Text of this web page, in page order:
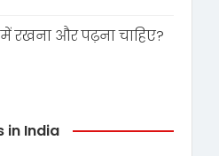
रखना और पढ़ना चाहिए?
in India